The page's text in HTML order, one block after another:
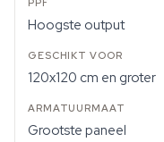
Hoogste output
120x120 cm en groter
Grootste paneel